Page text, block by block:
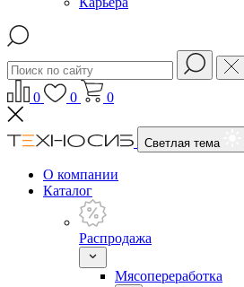
0 0 0
Светлая тема
О компании
Каталог
Распродажа
Мясопереработка